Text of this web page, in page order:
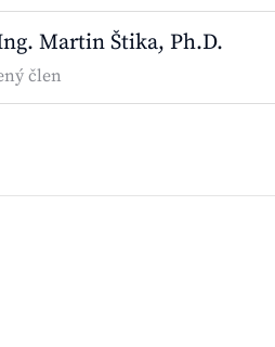
Martin Štika, Ph.D.
člen